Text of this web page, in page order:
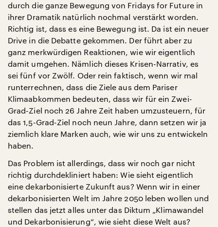
durch die ganze Bewegung von Fridays for Future in
ihrer Dramatik natürlich nochmal verstärkt worden.
Richtig ist, dass es eine Bewegung ist. Da ist ein neuer
Drive in die Debatte gekommen. Der führt aber zu
ganz merkwürdigen Reaktionen, wie wir eigentlich
damit umgehen. Nämlich dieses Krisen-Narrativ, es
sei fünf vor Zwölf. Oder rein faktisch, wenn wir mal
runterrechnen, dass die Ziele aus dem Pariser
Klimaabkommen bedeuten, dass wir für ein Zwei-
Grad-Ziel noch 26 Jahre Zeit haben umzusteuern, für
das 1,5-Grad-Ziel noch neun Jahre, dann setzen wir ja
ziemlich klare Marken auch, wie wir uns zu entwickeln
haben.
Das Problem ist allerdings, dass wir noch gar nicht
richtig durchdekliniert haben: Wie sieht eigentlich
eine dekarbonisierte Zukunft aus? Wenn wir in einer
dekarbonisierten Welt im Jahre 2050 leben wollen und
stellen das jetzt alles unter das Diktum „Klimawandel
und Dekarbonisierung“, wie sieht diese Welt aus?